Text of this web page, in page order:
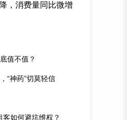
，消费量同比微增
值不值？
“神药”切莫轻信
客如何避坑维权？